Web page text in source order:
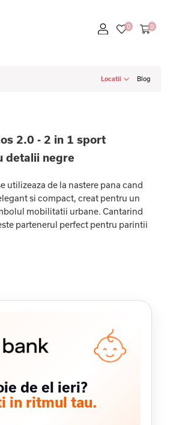
Locatii Blog
2.0 - 2 in 1 sport
detalii negre
utilizeaza de la nastere pana cand
si compact, creat pentru un
mobilitatii urbane. Cantarind
partenerul perfect pentru parintii
de el ieri?
in ritmul tau.